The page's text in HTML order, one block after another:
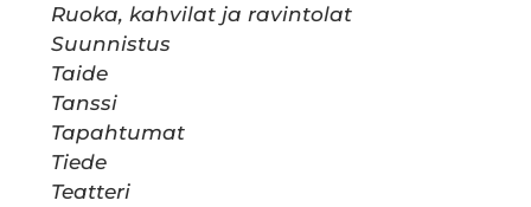
Ruoka, kahvilat ja ravintolat
Suunnistus
Taide
Tanssi
Tapahtumat
Tiede
Teatteri